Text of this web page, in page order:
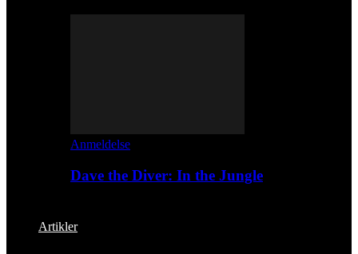
Anmeldelse
Dave the Diver: In the Jungle
Artikler